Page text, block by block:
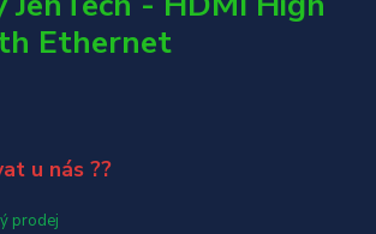
Ethernet
u nás ??
prodej